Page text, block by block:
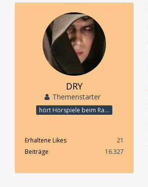
DRY
Themenstarter
hört Hörspiele beim Rasenmähen
Erhaltene Likes
21
Beiträge
16.327